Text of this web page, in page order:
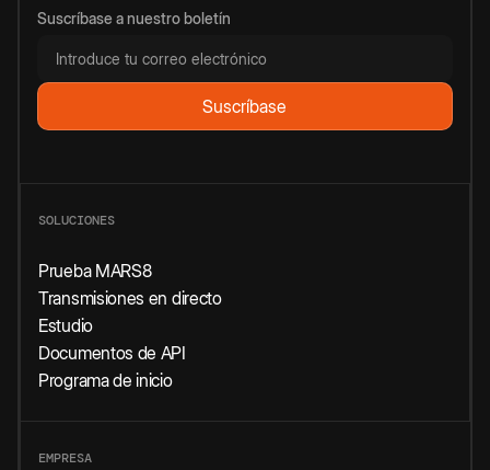
Suscríbase a nuestro boletín
SOLUCIONES
Prueba MARS8
Transmisiones en directo
Estudio
Documentos de API
Programa de inicio
EMPRESA